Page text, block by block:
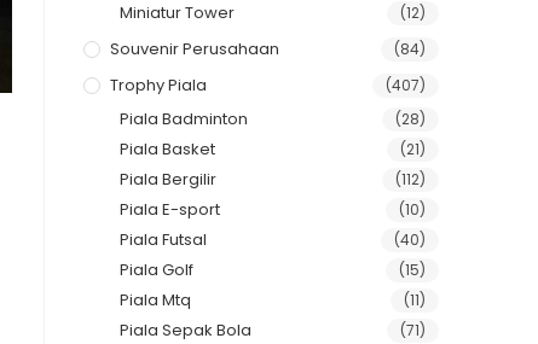
Miniatur Tower (12)
Souvenir Perusahaan (84)
Trophy Piala (407)
Piala Badminton (28)
Piala Basket (21)
Piala Bergilir (112)
Piala E-sport (10)
Piala Futsal (40)
Piala Golf (15)
Piala Mtq (11)
Piala Sepak Bola (71)